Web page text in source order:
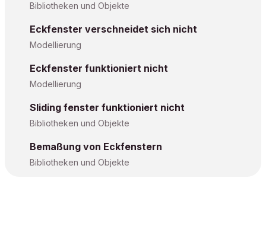
Bibliotheken und Objekte
Eckfenster verschneidet sich nicht
Modellierung
Eckfenster funktioniert nicht
Modellierung
Sliding fenster funktioniert nicht
Bibliotheken und Objekte
Bemaßung von Eckfenstern
Bibliotheken und Objekte